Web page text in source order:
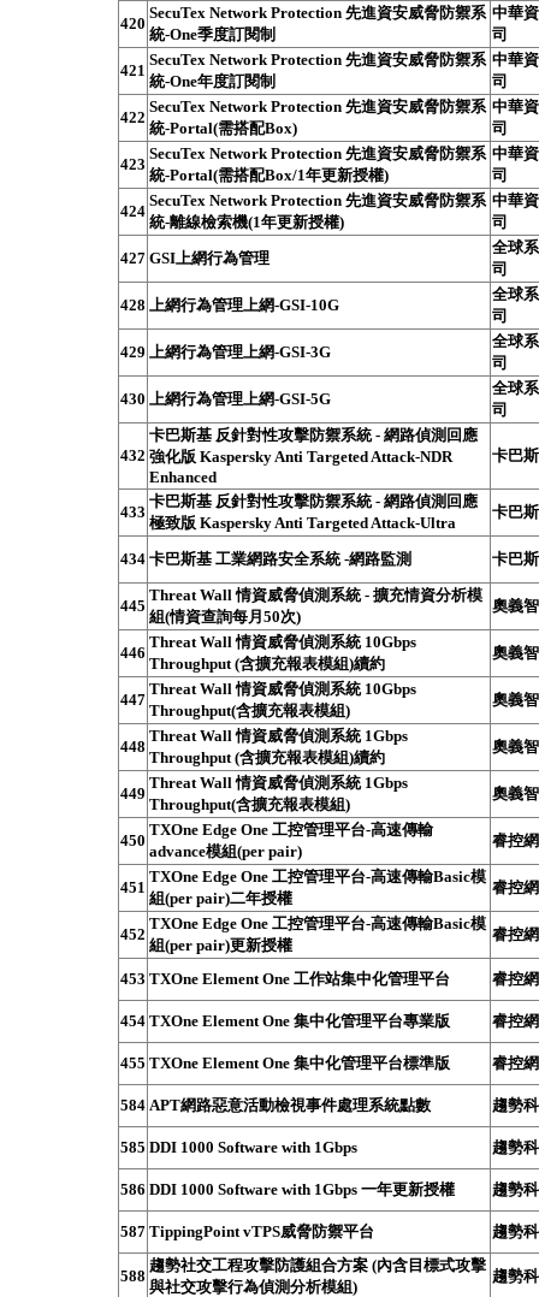
420
SecuTex Network Protection 先進資安威脅防禦系
統-One季度訂閱制
中華
司
421
SecuTex Network Protection 先進資安威脅防禦系
統-One年度訂閱制
中華
司
422
SecuTex Network Protection 先進資安威脅防禦系
統-Portal(需搭配Box)
中華
司
423
SecuTex Network Protection 先進資安威脅防禦系
統-Portal(需搭配Box/1年更新授權)
中華
司
424
SecuTex Network Protection 先進資安威脅防禦系
統-離線檢索機(1年更新授權)
中華
司
427 GSI上網行為管理
全球
司
428 上網行為管理上網-GSI-10G
全球
司
429 上網行為管理上網-GSI-3G
全球
司
430 上網行為管理上網-GSI-5G
全球
司
432
卡巴斯基 反針對性攻擊防禦系統 - 網路偵測回應
強化版 Kaspersky Anti Targeted Attack-NDR
Enhanced
卡巴
433
卡巴斯基 反針對性攻擊防禦系統 - 網路偵測回應
極致版 Kaspersky Anti Targeted Attack-Ultra
卡巴
434 卡巴斯基 工業網路安全系統 -網路監測 卡巴
445
Threat Wall 情資威脅偵測系統 - 擴充情資分析模
組(情資查詢每月50次)
奧義
446
Threat Wall 情資威脅偵測系統 10Gbps
Throughput (含擴充報表模組)續約
奧義
447
Threat Wall 情資威脅偵測系統 10Gbps
Throughput(含擴充報表模組)
奧義
448
Threat Wall 情資威脅偵測系統 1Gbps
Throughput (含擴充報表模組)續約
奧義
449
Threat Wall 情資威脅偵測系統 1Gbps
Throughput(含擴充報表模組)
奧義
450
TXOne Edge One 工控管理平台-高速傳輸
advance模組(per pair)
睿控
451
TXOne Edge One 工控管理平台-高速傳輸Basic模
組(per pair)二年授權
睿控
452
TXOne Edge One 工控管理平台-高速傳輸Basic模
組(per pair)更新授權
睿控
453 TXOne Element One 工作站集中化管理平台 睿控
454 TXOne Element One 集中化管理平台專業版 睿控
455 TXOne Element One 集中化管理平台標準版 睿控
584 APT網路惡意活動檢視事件處理系統點數 趨勢
585 DDI 1000 Software with 1Gbps 趨勢
586 DDI 1000 Software with 1Gbps 一年更新授權 趨勢
587 TippingPoint vTPS威脅防禦平台 趨勢
588
趨勢社交工程攻擊防護組合方案 (內含目標式攻擊
與社交攻擊行為偵測分析模組)
趨勢